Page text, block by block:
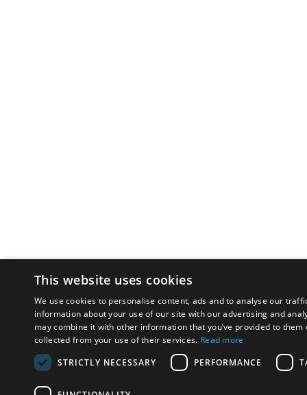
This website uses cookies
We use cookies to personalise content, ads and to analyse our
information about your use of our site with our advertising and
may combine it with other information that you’ve provided to them
collected from your use of their services. Read more
STRICTLY NECESSARY
PERFORMANCE